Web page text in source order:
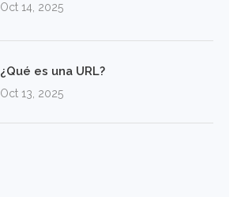
Oct 14, 2025
¿Qué es una URL?
Oct 13, 2025